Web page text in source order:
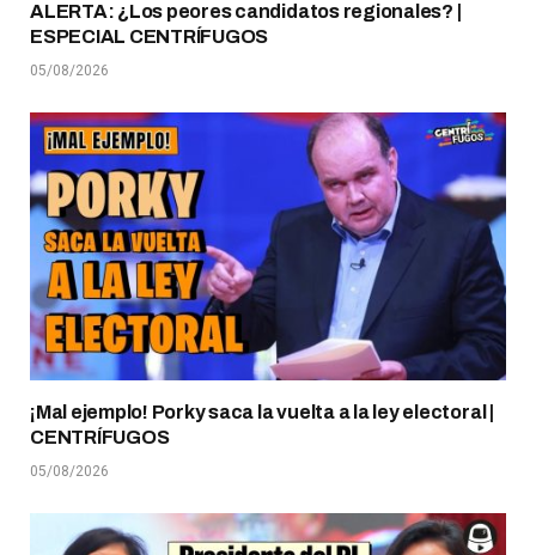
ALERTA: ¿Los peores candidatos regionales? |
ESPECIAL CENTRÍFUGOS
05/08/2026
¡Mal ejemplo! Porky saca la vuelta a la ley electoral |
CENTRÍFUGOS
05/08/2026